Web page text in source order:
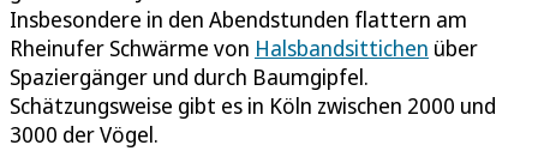
Insbesondere in den Abendstunden flattern am
Rheinufer Schwärme von Halsbandsittichen über
Spaziergänger und durch Baumgipfel.
Schätzungsweise gibt es in Köln zwischen 2000 und
3000 der Vögel.